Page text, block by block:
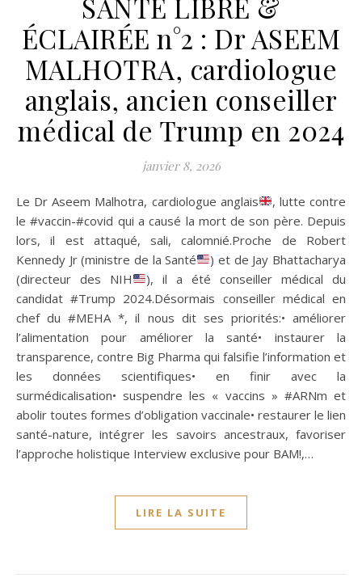
ÉCLAIRÉE n°2 : Dr ASEEM
MALHOTRA, cardiologue
anglais, ancien conseiller
médical de Trump en 2024
janvier 8, 2026
Le Dr Aseem Malhotra, cardiologue anglais
, lutte contre
le #vaccin-#covid qui a causé la mort de son père. Depuis
lors, il est attaqué, sali, calomnié.Proche de Robert
Kennedy Jr (ministre de la Santé
) et de Jay Bhattacharya
(directeur des NIH
), il a été conseiller médical du
candidat #Trump 2024.Désormais conseiller médical en
chef du #MEHA *, il nous dit ses priorités:• améliorer
l’alimentation pour améliorer la santé• instaurer la
transparence, contre Big Pharma qui falsifie l’information et
les données scientifiques• en finir avec la
surmédicalisation• suspendre les « vaccins » #ARNm et
abolir toutes formes d’obligation vaccinale• restaurer le lien
santé-nature, intégrer les savoirs ancestraux, favoriser
l’approche holistique Interview exclusive pour BAM!,…
LIRE LA SUITE